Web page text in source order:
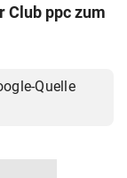
Club ppc zum
Quelle